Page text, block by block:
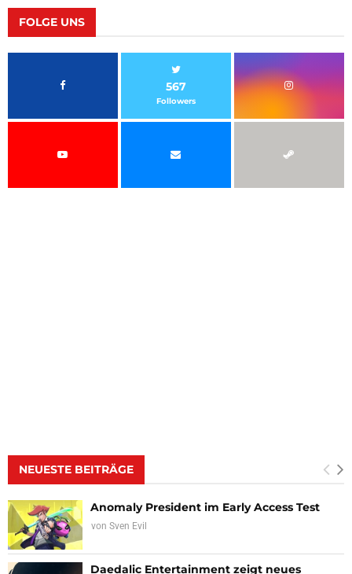
FOLGE UNS
567
Followers
NEUESTE BEITRÄGE
Anomaly President im Early Access Test
von Sven Evil
Daedalic Entertainment zeigt neues